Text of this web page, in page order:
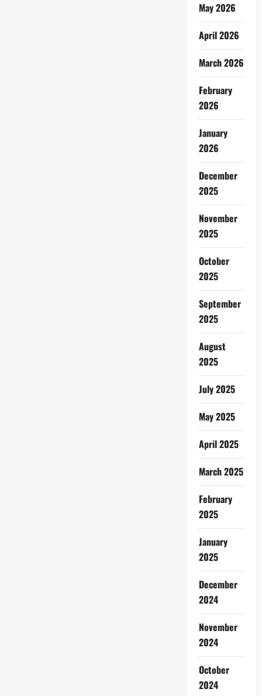
May 2026
April 2026
March 2026
February
2026
January
2026
December
2025
November
2025
October
2025
September
2025
August
2025
July 2025
May 2025
April 2025
March 2025
February
2025
January
2025
December
2024
November
2024
October
2024